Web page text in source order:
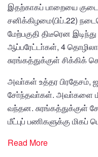
இதற்காகப் பாறையை
சனிக்கிழமை(பிப்.22)
மேற்பகுதி திடீரென
ஆப்பரேட்டா்கள், 4
சுரங்கத்துக்குள்
அவா்கள் உத்தர
சோ்ந்தவா்கள். அவா்களை
வந்தன. சுரங்கத்துக்குள்
மீட்புப் பணிகளுக்கு மிகப்
Read More